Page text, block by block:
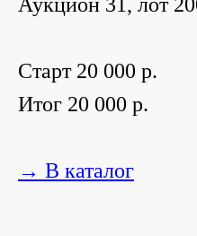
Аукцион 31, лот
Старт 20 000 р.
Итог 20 000 р.
→ В каталог